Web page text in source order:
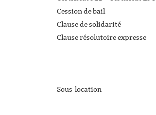
Cession de bail
Clause de solidarité
Clause résolutoire expresse
Sous-location